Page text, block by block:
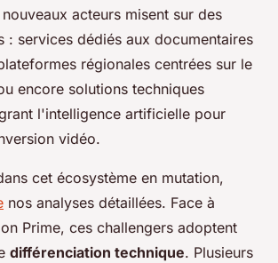
acteurs misent sur des
: services dédiés aux documentaires
régionales centrées sur le
encore solutions techniques
l'intelligence artificielle pour
vidéo.
cet écosystème en mutation,
nos analyses détaillées. Face à
Prime, ces challengers adoptent
différenciation technique. Plusieurs